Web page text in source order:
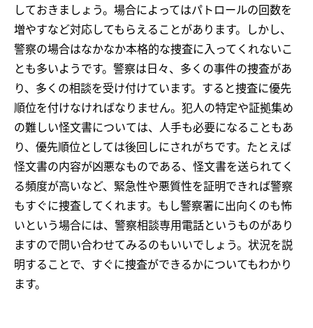
しておきましょう。場合によってはパトロールの回数を
増やすなど対応してもらえることがあります。しかし、
警察の場合はなかなか本格的な捜査に入ってくれないこ
とも多いようです。警察は日々、多くの事件の捜査があ
り、多くの相談を受け付けています。すると捜査に優先
順位を付けなければなりません。犯人の特定や証拠集め
の難しい怪文書については、人手も必要になることもあ
り、優先順位としては後回しにされがちです。たとえば
怪文書の内容が凶悪なものである、怪文書を送られてく
る頻度が高いなど、緊急性や悪質性を証明できれば警察
もすぐに捜査してくれます。もし警察署に出向くのも怖
いという場合には、警察相談専用電話というものがあり
ますので問い合わせてみるのもいいでしょう。状況を説
明することで、すぐに捜査ができるかについてもわかり
ます。